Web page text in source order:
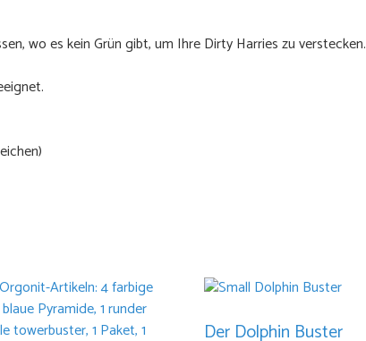
wo es kein Grün gibt, um Ihre Dirty Harries zu verstecken.
Der Dolphin Buster